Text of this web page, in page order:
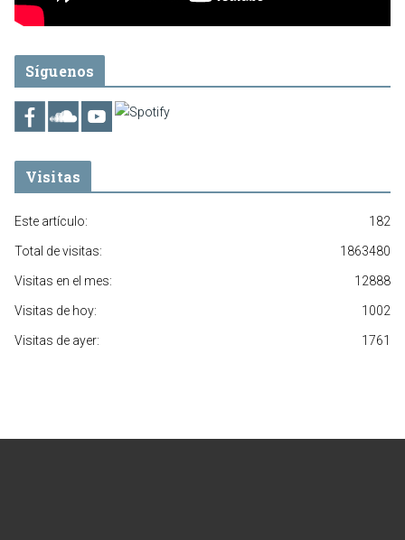
Síguenos
Visitas
182
Este artículo:
1863480
Total de visitas:
12888
Visitas en el mes:
1002
Visitas de hoy:
1761
Visitas de ayer: